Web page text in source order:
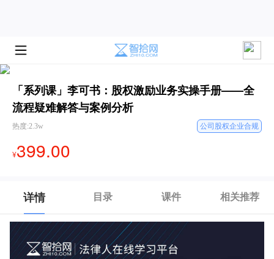
「系列课」李可书：股权激励业务实操手册——全
流程疑难解答与案例分析
热度:2.3w 公司股权企业合规
¥399.00
详情 目录 课件 相关推荐